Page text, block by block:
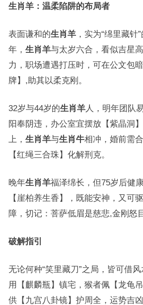
生肖羊：温柔陷阱的布局者
表面谦和的生肖羊，实为“绵里藏针
年， 生肖羊与太岁六合，看似吉星
力，职场遭遇打压时，可在公文包
牌】,助其以柔克刚。
32岁与44岁的生肖羊人，明年团队
阳奉阴违，办公室宜摆放【紫晶洞
上， 生肖羊与生肖牛相冲，婚前需
【红绳三合珠】化解刑克。
晚年生肖羊福泽绵长，但75岁后健
【崖柏养生香】，既能安神，又可
障，切记：菩萨低眉是慈悲,金刚怒
破解指引
无论何种“笑里藏刀”之局，皆可借
用【麒麟瓶】镇宅，猴者佩【龙龟
供【九宫八卦镜】护周全，运势吉